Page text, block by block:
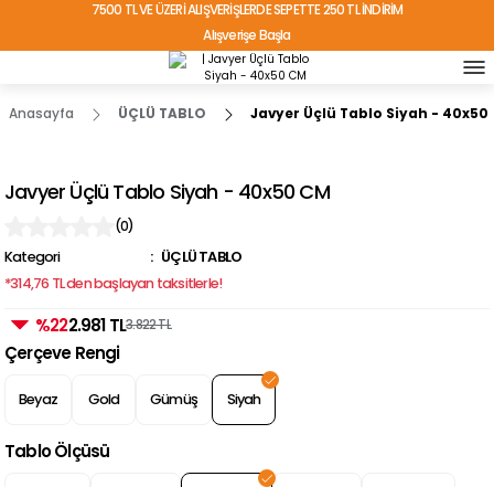
7500 TL VE ÜZERİ ALIŞVERİŞLERDE SEPETTE 250 TL İNDİRİM
Alışverişe Başla
TÜRKİYE'NİN HER YERİNE ÜCRETSİZ KARGO!
Anasayfa ÜÇLÜ TABLO Javyer Üçlü Tablo Siyah - 40x50
Javyer Üçlü Tablo Siyah - 40x50 CM
(0)
Kategori
ÜÇLÜ TABLO
*314,76 TL den başlayan taksitlerle!
%222.981 TL3.822 TL
Çerçeve Rengi
Beyaz Gold Gümüş Siyah
Tablo Ölçüsü